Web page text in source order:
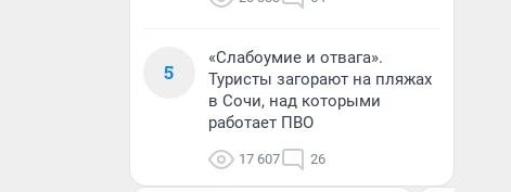
5
«Слабоумие и отвага».
Туристы загорают на пляжах
в Сочи, над которыми
работает ПВО
17 607 26